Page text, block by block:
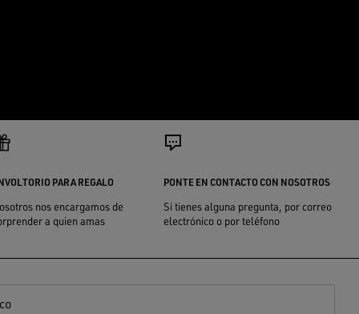
PARA REGALO
nos encargamos de
a quien amas
PONTE EN CONTACTO CON NOSOTROS
Si tienes alguna pregunta, por correo
electrónico o por teléfono